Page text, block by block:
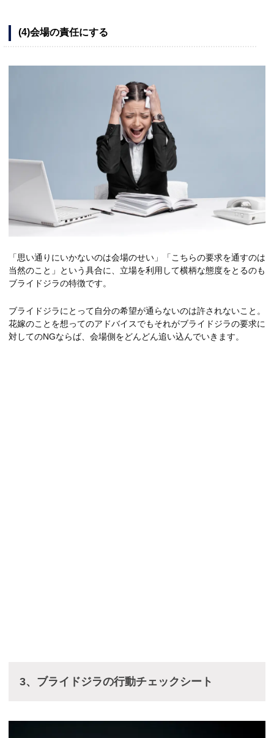
(4)会場の責任にする
「思い通りにいかないのは会場のせい」「こちらの要求を通すのは
当然のこと」という具合に、立場を利用して横柄な態度をとるのも
ブライドジラの特徴です。
ブライドジラにとって自分の希望が通らないのは許されないこと。
花嫁のことを想ってのアドバイスでもそれがブライドジラの要求に
対してのNGならば、会場側をどんどん追い込んでいきます。
3、ブライドジラの行動チェックシート